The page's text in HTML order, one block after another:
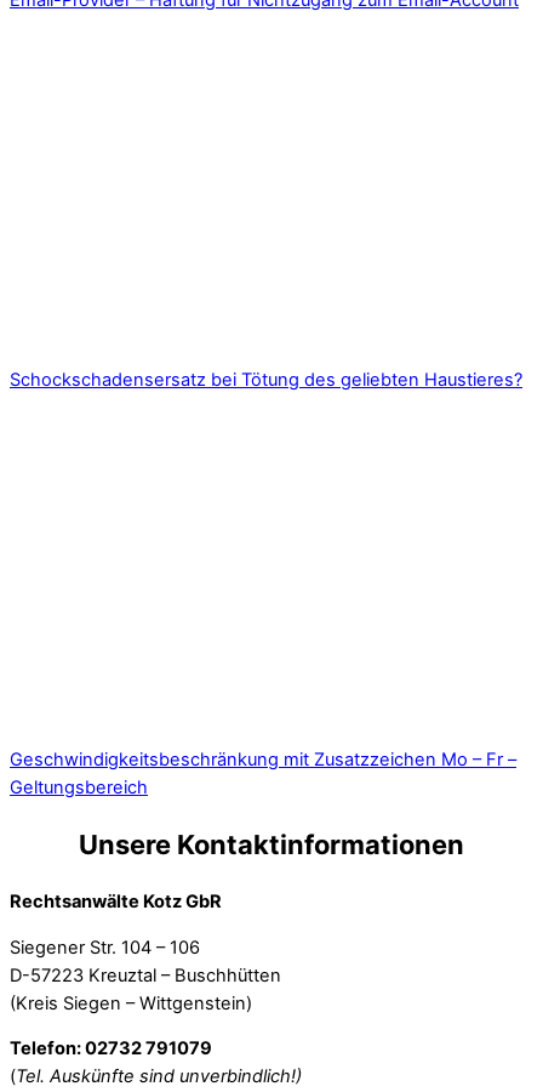
Schockschadensersatz bei Tötung des geliebten Haustieres?
Geschwindigkeitsbeschränkung mit Zusatzzeichen Mo – Fr –
Geltungsbereich
Unsere Kontaktinformationen
Rechtsanwälte Kotz GbR
Siegener Str. 104 – 106
D-57223 Kreuztal – Buschhütten
(Kreis Siegen – Wittgenstein)
Telefon: 02732 791079
(Tel. Auskünfte sind unverbindlich!)